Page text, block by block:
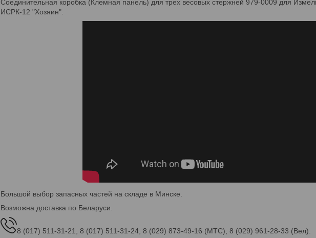
Соединительная коробка (Клемная панель) для трех весовых стержней 979-0009 для
ИСРК-12 "Хозяин".
Большой выбор запасных частей на складе в Минске.
Возможна доставка по Беларуси.
8 (017) 511-31-21, 8 (017) 511-31-24, 8 (029) 873-49-16 (МТС), 8 (029) 961-28-33 (Вел).